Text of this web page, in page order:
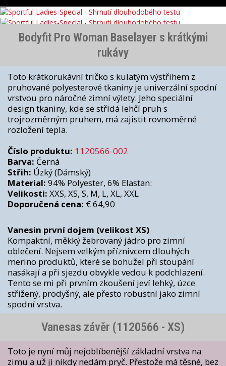
Bodyfit Pro Woman Baselayer s krátkými
rukávy
Toto krátkorukávní tričko s kulatým výstřihem z
pruhované polyesterové tkaniny je univerzální spodní
vrstvou pro náročné zimní výlety. Jeho speciální
design tkaniny, kde se střídá lehčí pruh s
trojrozměrným pruhem, má zajistit rovnoměrné
rozložení tepla.
Číslo produktu: 1120566-002
Barva: Černá
Střih: Úzký (Dámský)
Material: 94% Polyester, 6% Elastan:
Velikosti: XXS, XS, S, M, L, XL, XXL
Doporučená cena: € 64,90
Vanesin první dojem (velikost XS)
Kompaktní, měkký žebrovaný jádro pro zimní
oblečení. Nejsem velkým příznivcem dlouhých
merino produktů, které se bohužel při stoupání
nasákají a při sjezdu obvykle vedou k podchlazení.
Tento se mi při prvním zkoušení jeví lehký, úzce
střižený, prodyšný, ale přesto robustní jako zimní
spodní vrstva.
Vanesas závěr (1120566 - XS)
Toto je nyní můj nejoblíbenější základní vrstva na
zimu a už ji nikdy nedám pryč. Přestože má těsné, bez